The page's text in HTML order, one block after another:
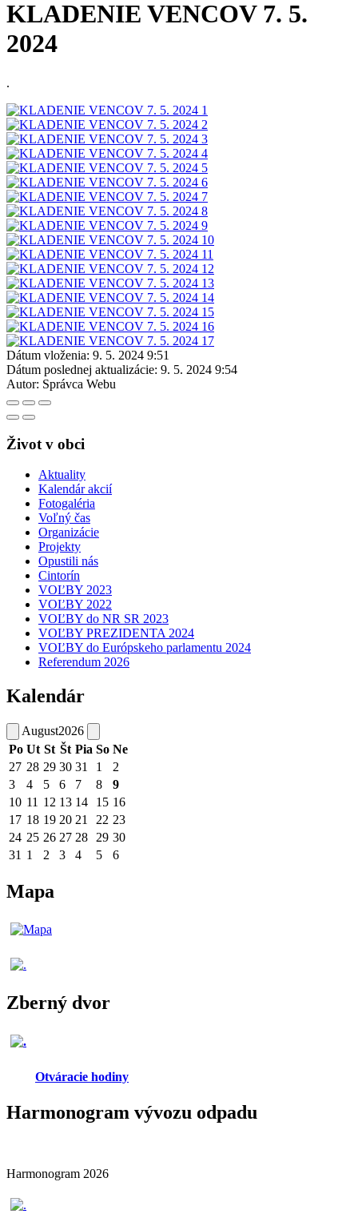
KLADENIE VENCOV 7. 5.
2024
.
Dátum vloženia: 9. 5. 2024 9:51
Dátum poslednej aktualizácie: 9. 5. 2024 9:54
Autor: Správca Webu
Život v obci
Aktuality
Kalendár akcií
Fotogaléria
Voľný čas
Organizácie
Projekty
Opustili nás
Cintorín
VOĽBY 2023
VOĽBY 2022
VOĽBY do NR SR 2023
VOĽBY PREZIDENTA 2024
VOĽBY do Európskeho parlamentu 2024
Referendum 2026
Kalendár
August2026
Po Ut St Št Pia So Ne
27 28 29 30 31 1
2
3
4 5 6 7 8
9
10 11 12 13 14 15 16
17 18 19 20 21 22 23
24 25 26 27 28 29 30
31 1 2 3 4 5 6
Mapa
Zberný dvor
Otváracie hodiny
Harmonogram vývozu odpadu
Harmonogram 2026